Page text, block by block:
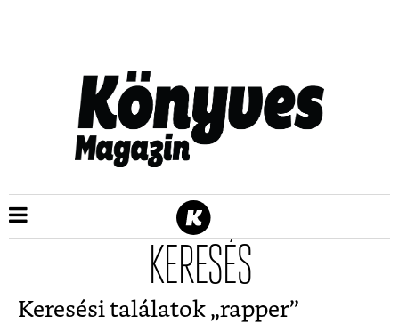
KERESÉS
Keresési találatok „rapper”